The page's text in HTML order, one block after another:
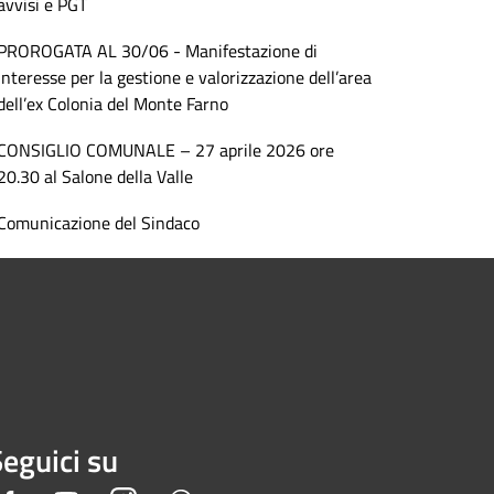
AL 30/06 - Manifestazione di
per la gestione e valorizzazione dell’area
Colonia del Monte Farno
COMUNALE – 27 aprile 2026 ore
al Salone della Valle
del Sindaco
su